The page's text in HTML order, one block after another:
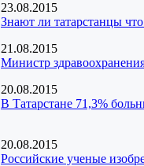
23.08.2015
Знают ли татарстанцы
21.08.2015
Министр
20.08.2015
В Татарстане 71,3%
20.08.2015
Российские ученые